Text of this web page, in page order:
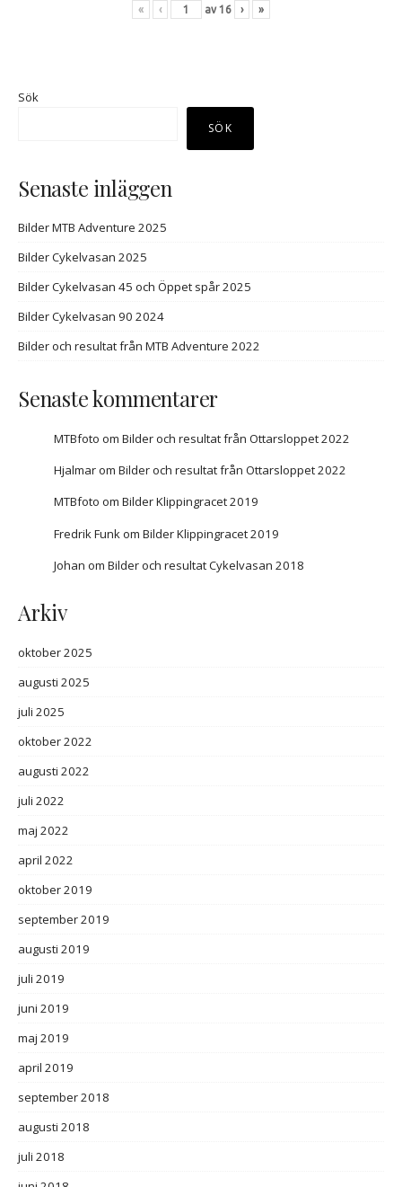
« ‹ av16 › »
Sök
SÖK
Senaste inläggen
Bilder MTB Adventure 2025
Bilder Cykelvasan 2025
Bilder Cykelvasan 45 och Öppet spår 2025
Bilder Cykelvasan 90 2024
Bilder och resultat från MTB Adventure 2022
Senaste kommentarer
MTBfoto om Bilder och resultat från Ottarsloppet 2022
Hjalmarom Bilder och resultat från Ottarsloppet 2022
MTBfoto om Bilder Klippingracet 2019
Fredrik Funk om Bilder Klippingracet 2019
Johan om Bilder och resultat Cykelvasan 2018
Arkiv
oktober 2025
augusti 2025
juli 2025
oktober 2022
augusti 2022
juli 2022
maj 2022
april 2022
oktober 2019
september 2019
augusti 2019
juli 2019
juni 2019
maj 2019
april 2019
september 2018
augusti 2018
juli 2018